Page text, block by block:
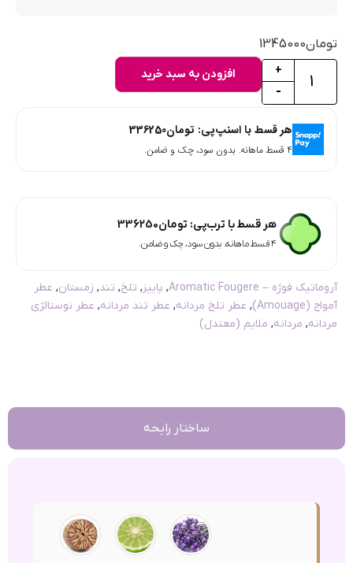
تومان1345000
-
+ افزودن به سبد خرید
هر قسط با اسنپ‌پی: تومان336250
۴ قسط ماهانه. بدون سود، چک و ضامن.
هر قسط با ترب‌پی: تومان336250
۴ قسط ماهانه. بدون سود، چک و ضامن.
آروماتیک فوژه – Aromatic Fougere , پاییز, تلخ, تند, زمستان, عطر
آمواج (Amouage)
, عطر تلخ مردانه, عطر تند مردانه, عطر نوستالژی
مردانه, مردانه, ملایم (معتدل)
ساختار رایحه